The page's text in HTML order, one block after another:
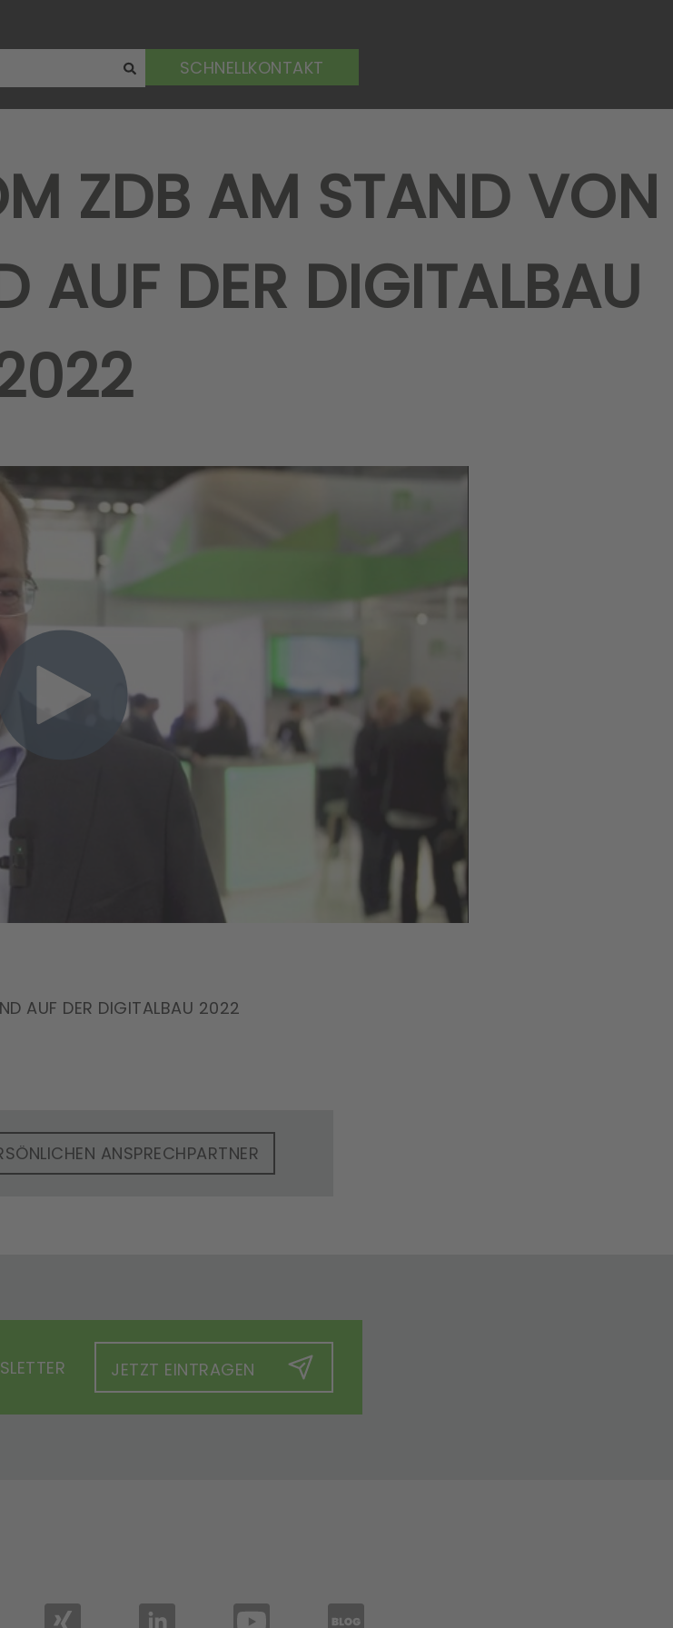
SCHNELLKONTAKT
ZDB AM STAND VON
AUF DER DIGITALBAU
AUF DER DIGITALBAU 2022
ANSPRECHPARTNER
JETZT EINTRAGEN